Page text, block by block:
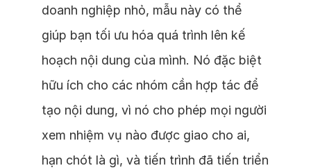
doanh nghiệp nhỏ, mẫu này có thể
giúp bạn tối ưu hóa quá trình lên kế
hoạch nội dung của mình. Nó đặc biệt
hữu ích cho các nhóm cần hợp tác để
tạo nội dung, vì nó cho phép mọi người
xem nhiệm vụ nào được giao cho ai,
hạn chót là gì, và tiến trình đã tiến triển